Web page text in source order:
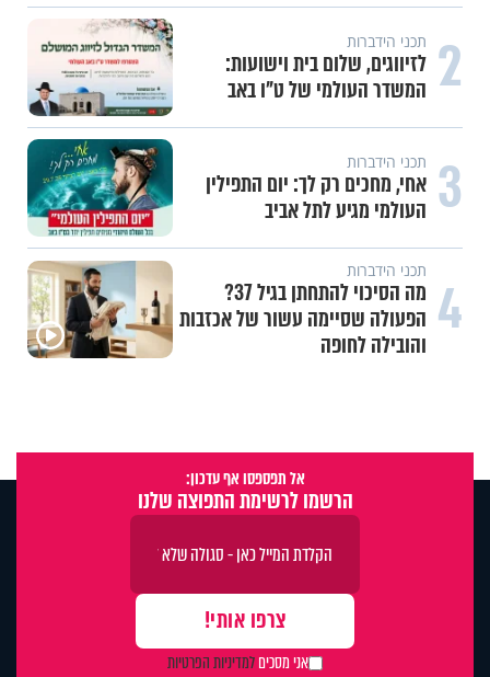
2 תכני הידברות
לזיווגים, שלום בית וישועות:
המשדר העולמי של ט"ו באב
3 תכני הידברות
אחי, מחכים רק לך: יום התפילין
העולמי מגיע לתל אביב
4 תכני הידברות
מה הסיכוי להתחתן בגיל 37?
הפעולה שסיימה עשור של אכזבות
והובילה לחופה
אל תפספסו אף עדכון:
הרשמו לרשימת התפוצה שלנו
אני מסכיםלמדיניות הפרטיות